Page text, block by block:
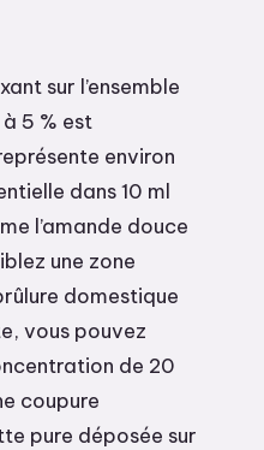
sur l’ensemble
5 % est
environ
dans 10 ml
l’amande douce
une zone
domestique
vous pouvez
de 20
coupure
pure déposée sur